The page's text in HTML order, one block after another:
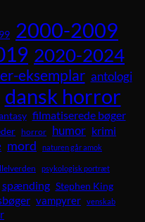
2000-2009
2020-2024
eksemplar antologi
dansk horror
filmatiserede bøger
horror humor krimi
mord naturen går amok
psykologisk portræt
spænding Stephen King
vampyrer venskab